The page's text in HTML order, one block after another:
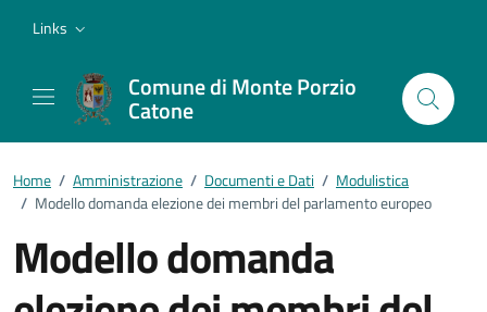
Links
Comune di Monte Porzio
Catone
Home / Amministrazione / Documenti e Dati / Modulistica
/ Modello domanda elezione dei membri del parlamento europeo
Modello domanda